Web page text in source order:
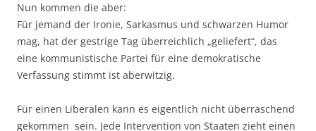
Nun kommen die aber:
Für jemand der Ironie, Sarkasmus und schwarzen Humor
mag, hat der gestrige Tag überreichlich „geliefert“, das
eine kommunistische Partei für eine demokratische
Verfassung stimmt ist aberwitzig.
Für einen Liberalen kann es eigentlich nicht überraschend
gekommen sein. Jede Intervention von Staaten zieht einen